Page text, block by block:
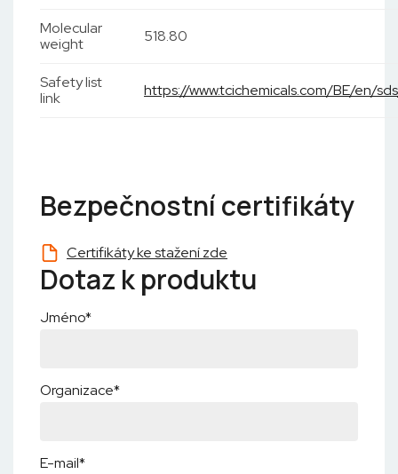
Molecular
weight
518.80
Safety list
link
https://www.tcichemicals.com/BE/en/
Bezpečnostní certifikáty
Certifikáty ke stažení zde
Dotaz k produktu
Jméno*
Organizace*
E-mail*